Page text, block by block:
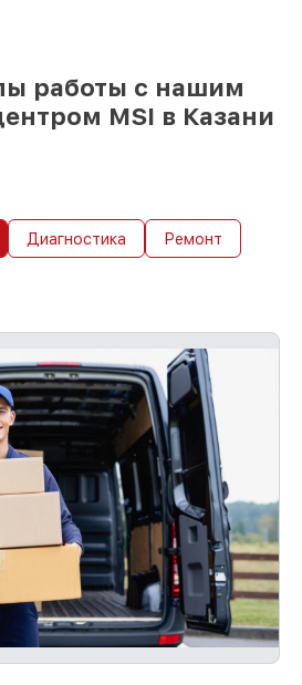
работы с нашим
MSI в Казани
Диагностика Ремонт